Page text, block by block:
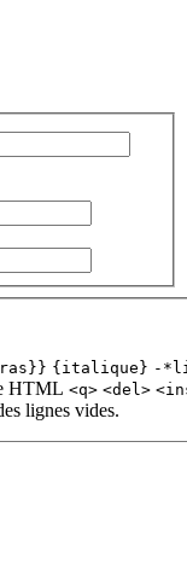
{italique} -
HTML <q> <del>
lignes vides.